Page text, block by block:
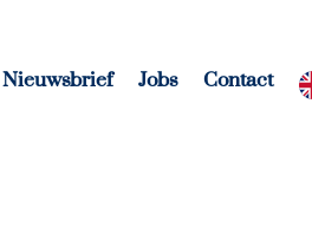
Nieuwsbrief Jobs Contact